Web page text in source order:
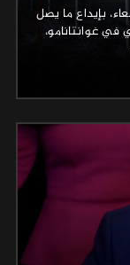
بإيداع ما يصل
في غوانتانامو،